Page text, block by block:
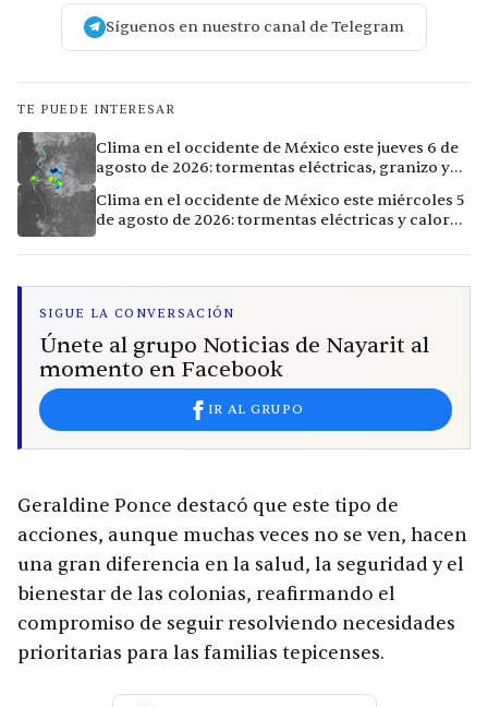
Síguenos en nuestro canal de Telegram
TE PUEDE INTERESAR
Clima en el occidente de México este jueves 6 de
agosto de 2026: tormentas eléctricas, granizo y
Clima en el occidente de México este miércoles 5
de agosto de 2026: tormentas eléctricas y calor
SIGUE LA CONVERSACIÓN
Únete al grupo Noticias de Nayarit al
momento en Facebook
IR AL GRUPO
Geraldine Ponce destacó que este tipo de
acciones, aunque muchas veces no se ven, hacen
una gran diferencia en la salud, la seguridad y el
bienestar de las colonias, reafirmando el
compromiso de seguir resolviendo necesidades
prioritarias para las familias tepicenses.